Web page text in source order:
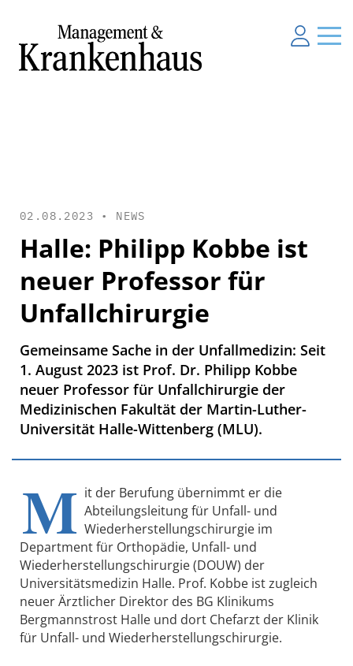
02.08.2023 • NEWS
Halle: Philipp Kobbe ist
neuer Professor für
Unfallchirurgie
Gemeinsame Sache in der Unfallmedizin: Seit
1. August 2023 ist Prof. Dr. Philipp Kobbe
neuer Professor für Unfallchirurgie der
Medizinischen Fakultät der Martin-Luther-
Universität Halle-Wittenberg (MLU).
M it der Berufung übernimmt er die
Abteilungsleitung für Unfall- und
Wiederherstellungschirurgie im
Department für Orthopädie, Unfall- und
Wiederherstellungschirurgie (DOUW) der
Universitätsmedizin Halle. Prof. Kobbe ist zugleich
neuer Ärztlicher Direktor des BG Klinikums
Bergmannstrost Halle und dort Chefarzt der Klinik
für Unfall- und Wiederherstellungschirurgie.